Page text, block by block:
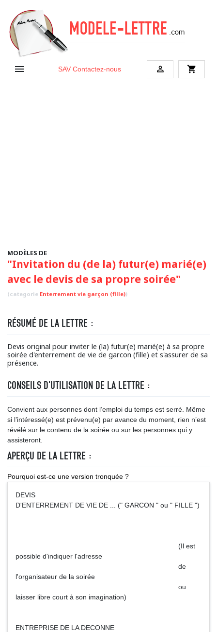
 SAV Contactez-nous  shopping_cart
MODÈLES DE
"Invitation du (de la) futur(e) marié(e)
avec le devis de sa propre soirée"
(categorie Enterrement vie garçon (fille))
RÉSUMÉ DE LA LETTRE :
Devis original pour inviter le (la) futur(e) marié(e) à sa propre
soirée d'enterrement de vie de garcon (fille) et s'assurer de sa
présence.
CONSEILS D'UTILISATION DE LA LETTRE :
Convient aux personnes dont l’emploi du temps est serré. Même
si l’intéressé(e) est prévenu(e) par avance du moment, rien n’est
révélé sur le contenu de la soirée ou sur les personnes qui y
assisteront.
APERÇU DE LA LETTRE :
Pourquoi est-ce une version tronquée ?
DEVIS
D'ENTERREMENT DE VIE DE ... (" GARCON " ou " FILLE ")
(Il est
possible d'indiquer l'adresse
de
l'organisateur de la soirée
ou
laisser libre court à son imagination)
ENTREPRISE DE LA DECONNE